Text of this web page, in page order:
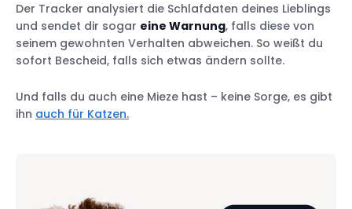
Der Tracker analysiert die Schlafdaten deines Lieblings
und sendet dir sogar eine Warnung, falls diese von
seinem gewohnten Verhalten abweichen. So weißt du
sofort Bescheid, falls sich etwas ändern sollte.
Und falls du auch eine Mieze hast – keine Sorge, es gibt
ihn auch für Katzen.